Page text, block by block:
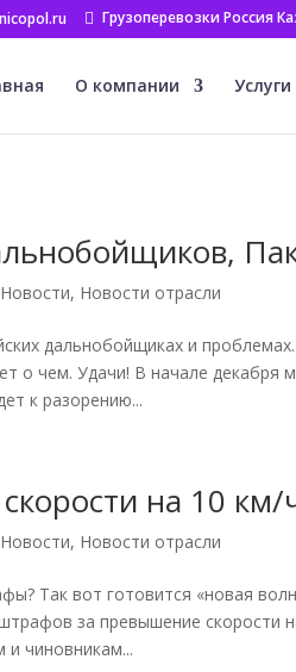
Грузоперевозки Россия
О компании
Новости, Новости отрасли
дальнобойщиках и
о чем. Удачи! В начале декабря
к разорению...
на 10 км/
Новости, Новости отрасли
Так вот готовится «новая
за превышение скорости
и чиновникам...